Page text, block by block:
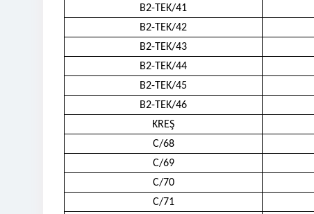
B2-TEK/41
B2-TEK/42
B2-TEK/43
B2-TEK/44
B2-TEK/45
B2-TEK/46
KREŞ
C/68
C/69
C/70
C/71